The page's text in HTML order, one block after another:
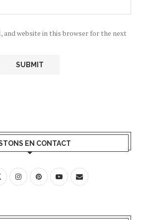
and website in this browser for the next
EN CONTACT